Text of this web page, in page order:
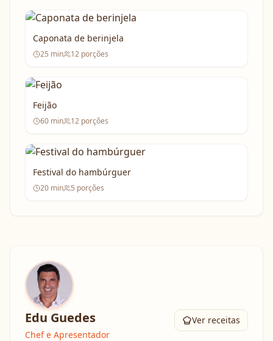
Caponata de berinjela
25 min 12 porções
Feijão
60 min 12 porções
Festival do hambúrguer
20 min 5 porções
Edu Guedes
Chef e Apresentador
Ver receitas